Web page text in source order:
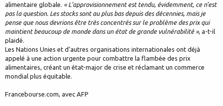
alimentaire globale. « L’approvisionnement est tendu, évidemment, ce n’est
pas la question. Les stocks sont au plus bas depuis des décennies, mais je
pense que nous devrions être très concentrés sur le problème des prix qui
maintient beaucoup de monde dans un état de grande vulnérabilité », a-t-il
plaidé.
Les Nations Unies et d’autres organisations internationales ont déjà
appelé à une action urgente pour combattre la flambée des prix
alimentaires, créant un état-major de crise et réclamant un commerce
mondial plus équitable.
Francebourse.com, avec AFP